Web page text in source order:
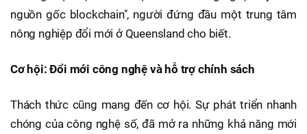
nguồn gốc blockchain", người đứng đầu một trung tâm
nông nghiệp đổi mới ở Queensland cho biết.
Cơ hội: Đổi mới công nghệ và hỗ trợ chính sách
Thách thức cũng mang đến cơ hội. Sự phát triển nhanh
chóng của công nghệ số, đã mở ra những khả năng mới